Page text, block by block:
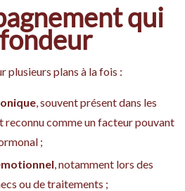
qui
plusieurs plans à la fois :
, souvent présent dans les
comme un facteur pouvant
;
, notamment lors des
ou de traitements ;